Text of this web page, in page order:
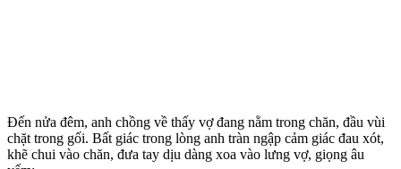
Đến nửa đêm, anh chồng về thấy vợ đang nằm trong chăn, đầu vùi
chặt trong gối. Bất giác trong lòng anh tràn ngập cảm giác đau xót,
khẽ chui vào chăn, đưa tay dịu dàng xoa vào lưng vợ, giọng âu